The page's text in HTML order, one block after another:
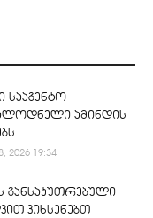
ამინდის
2026 19:34
განსაკუთრებული
ვიხსენებთ